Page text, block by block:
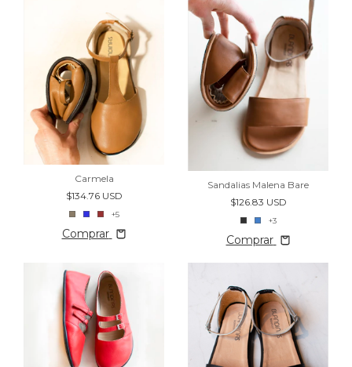
Carmela
$134.76 USD
+5
Comprar
Sandalias Malena Bare
$126.83 USD
+3
Comprar